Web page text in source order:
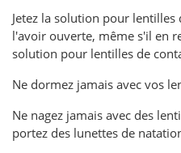
Jetez la solution pour
l'avoir ouverte, même s'il en
solution pour lentilles de
Ne dormez jamais avec vos
Ne nagez jamais avec des
portez des lunettes de